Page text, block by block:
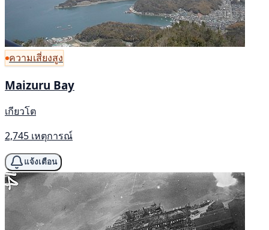
ความเสี่ยงสูง
Maizuru Bay
เกียวโต
2,745 เหตุการณ์
แจ้งเตือน